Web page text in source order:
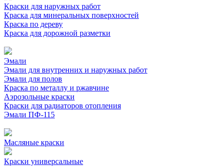
Краски для наружных работ
Краска для минеральных поверхностей
Краска по дереву
Краска для дорожной разметки
Эмали
Эмали для внутренних и наружных работ
Эмали для полов
Краска по металлу и ржавчине
Аэрозольные краски
Краски для радиаторов отопления
Эмали ПФ-115
Масляные краски
Краски универсальные